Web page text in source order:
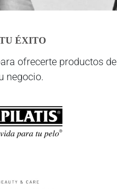
ÉXITO
ofrecerte productos de
negocio.